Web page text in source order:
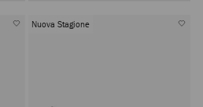
Nuova Stagione